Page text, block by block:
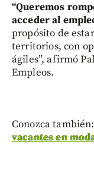
“Queremos
acceder al
propósito de
territorios, con
ágiles”, afirmó
Empleos.
Conozca también:
vacantes en